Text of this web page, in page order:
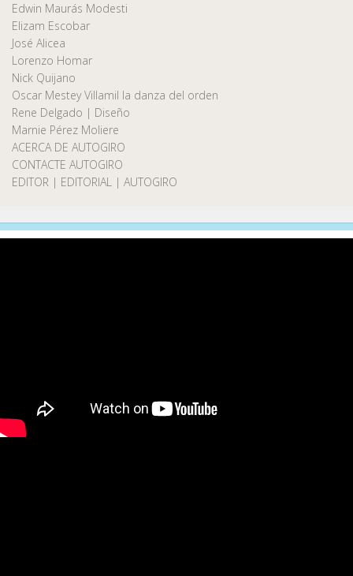
Edwin Maurás Modesti
Elizam Escobar
José Alicea
Lorenzo Homar
Nick Quijano
Oscar Mestey Villamil la danza del orden
Rene Delgado | Diseño
Marnie Pérez Moliere
ACERCA DE AUTOGIRO
CONTACTE AUTOGIRO
EDITOR | EDITORIAL | AUTOGIRO